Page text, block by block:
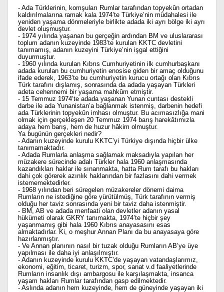
- Ada Türklerinin, komşuları Rumlar tarafından topyekûn ortadan
kaldırılmalarına ramak kala 1974’te Türkiye’nin müdahalesi ile
yeniden yaşama dönmeleriyle birlikte adada iki ayrı bölge iki ayrı
devlet oluşmuştur.
- 1974 yılında yaşanan bu gerçeğin ardından BM ve uluslararası
toplum adanın kuzeyinde 1983’te kurulan KKTC devletini
tanımamış, adanın kuzeyini Türkiye’nin işgal ettiğini
duyurmuştur.
- 1960 yılında kurulan Kıbrıs Cumhuriyetinin ilk cumhurbaşkanı
adada kurulan bu cumhuriyetin enosise giden bir amaç olduğunu
ifade ederek, 1963’te bu cumhuriyetin kurucu ortağı olan Kıbrıs
Türk tarafını dışlamış, sonrasında da adada yaşayan Türkleri
adeta cehennemi bir yaşama mahkûm etmiştir.
- 15 Temmuz 1974’te adada yaşanan Yunan cuntası destekli
darbe ile ada Yunanistan’a bağlanmak istenmiş, darbenin hedefi
ada Türklerinin topyekûn imhası olmuştur. Bu acımasızlığa mani
olmak için gerçekleşen 20 Temmuz 1974 barış harekâtımızla
adaya hem barış, hem de huzur hâkim olmuştur.
Ya bugünün gerçekleri nedir?
- Adanın kuzeyinde kurulu KKTC’yi Türkiye dışında hiçbir ülke
tanımamaktadır.
- Adada Rumlarla anlaşma sağlamak maksadıyla yapılan her
müzakere sürecinde adalı Türkler hala 1960 anlaşmasında
kazandıkları haklar ile sınanmakta, hatta Rum tarafı bu hakları
dahi çok görerek azınlık haklarından bir fazlasını dahi vermek
istememektedirler.
- 1968 yılından beri süregelen müzakereler dönemi daima
Rumların ne istediğine göre yürütülmüş, Türk tarafının vermiş
olduğu her taviz sonrasında yeni bir taviz daha istenmiştir.
- BM, AB ve adada menfaati olan devletler adanın yasal
hükümeti olarak GKRY tanımakta, 1974’te hiçbir şey
yaşanmamış gibi hala 1960 Kıbrıs anayasasını esas
almaktadırlar. Ki, o meşhur Annan Planı da bu anayasaya göre
hazırlanmıştır.
- Ve Annan planının nasıl bir tuzak olduğu Rumların AB’ye üye
yapılması ile daha iyi anlaşılmıştır.
- Adanın kuzeyinde kurulu KKTC’de yaşayan vatandaşlarımız,
ekonomi, eğitim, ticaret, turizm, spor, sanat v.d faaliyetlerinde
Rumların insanlık dışı ambargosu ile karşılaşmakta, insanca
yaşam hakları Rumlar tarafından gasp edilmektedir.
- Aslında adanın hem kuzeyinde, hem de güneyinde yaşayan iki